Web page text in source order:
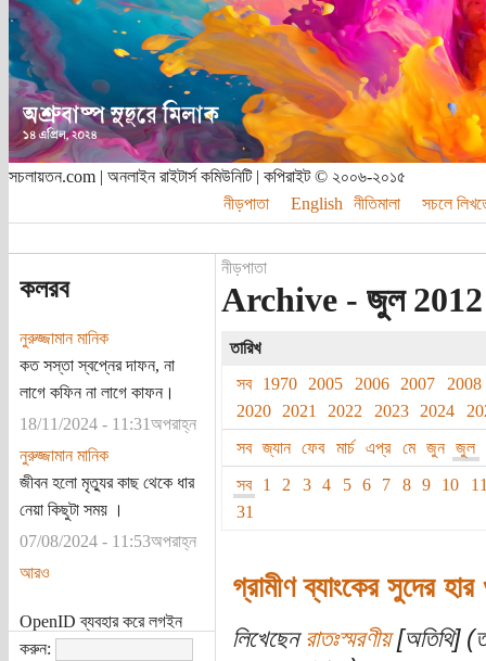
সচলায়তন.com | অনলাইন রাইটার্স কমিউনিটি | কপিরাইট © ২০০৬-২০১৫
নীড়পাতা
English নীতিমালা সচলে
কলরব
নুরুজ্জামান মানিক
কত সস্তা স্বপ্নের দাফন, না
লাগে কফিন না লাগে কাফন।
18/11/2024 - 11:31অপরাহ্ন
নুরুজ্জামান মানিক
জীবন হলো মৃত্যুর কাছ থেকে ধার
নেয়া কিছুটা সময় ।
07/08/2024 - 11:53অপরাহ্ন
আরও
OpenID ব্যবহার করে লগইন
করুন:
নীড়পাতা
Archive - জুল 2012
তারিখ
সব
1970 2005 2006 2007
2008
2020
2021 2022 2023 2024
সব
জ্যান ফেব মার্চ এপ্র মে জুন
জুল
সব
1 2 3 4 5 6 7 8 9 10
31
গ্রামীণ ব্যাংকের সুদের
লিখেছেন রাতঃস্মরণীয়[অতিথি]